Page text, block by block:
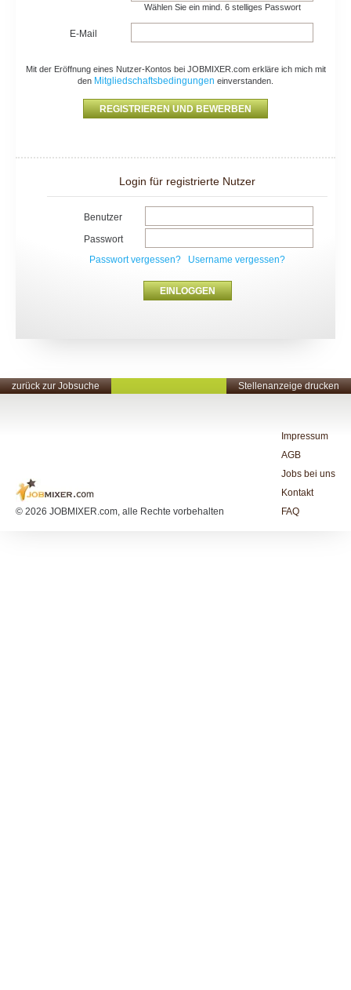
Wählen Sie ein mind. 6 stelliges Passwort
E-Mail
Mit der Eröffnung eines Nutzer-Kontos bei JOBMIXER.com erkläre ich mich mit
den Mitgliedschaftsbedingungen einverstanden.
Login für registrierte Nutzer
Benutzer
Passwort
Passwort vergessen?
Username vergessen?
zurück zur Jobsuche Stellenanzeige drucken
© 2026 JOBMIXER.com, alle Rechte vorbehalten
Impressum
AGB
Jobs bei uns
Kontakt
FAQ